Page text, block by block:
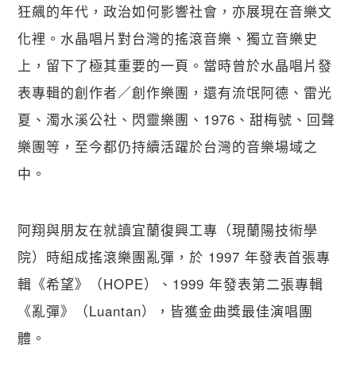
狂飆的年代，政治如何影響社會，亦展現在音樂文
化裡。水晶唱片對台灣的搖滾音樂、獨立音樂史
上，留下了極其重要的一頁。當時曾於水晶唱片發
表專輯的創作者／創作樂團，還有流氓阿德、雷光
夏、濁水溪公社、閃靈樂團、1976、甜梅號、回聲
樂團等，至今都仍持續活躍於台灣的音樂場域之
中。
阿翔與朋友在就讀宜蘭復興工專（現蘭陽技術學
院）時組成搖滾樂團亂彈，於 1997 年發表首張專
輯《希望》（HOPE）、1999 年發表第二張專輯
《亂彈》（Luantan），皆獲金曲獎最佳演唱團
體。